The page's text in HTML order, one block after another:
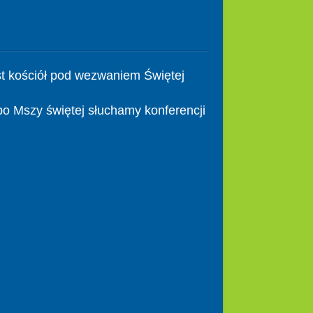
pod wezwaniem Świętej
Mszy świętej słuchamy konferencji